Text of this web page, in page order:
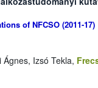
of NFCSO (2011-17)
Ágnes, Izsó Tekla,